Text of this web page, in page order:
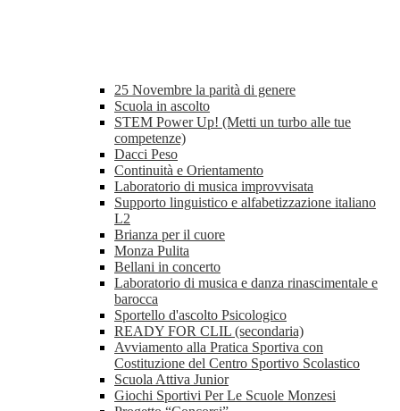
25 Novembre la parità di genere
Scuola in ascolto
STEM Power Up! (Metti un turbo alle tue
competenze)
Dacci Peso
Continuità e Orientamento
Laboratorio di musica improvvisata
Supporto linguistico e alfabetizzazione italiano
L2
Brianza per il cuore
Monza Pulita
Bellani in concerto
Laboratorio di musica e danza rinascimentale e
barocca
Sportello d'ascolto Psicologico
READY FOR CLIL (secondaria)
Avviamento alla Pratica Sportiva con
Costituzione del Centro Sportivo Scolastico
Scuola Attiva Junior
Giochi Sportivi Per Le Scuole Monzesi